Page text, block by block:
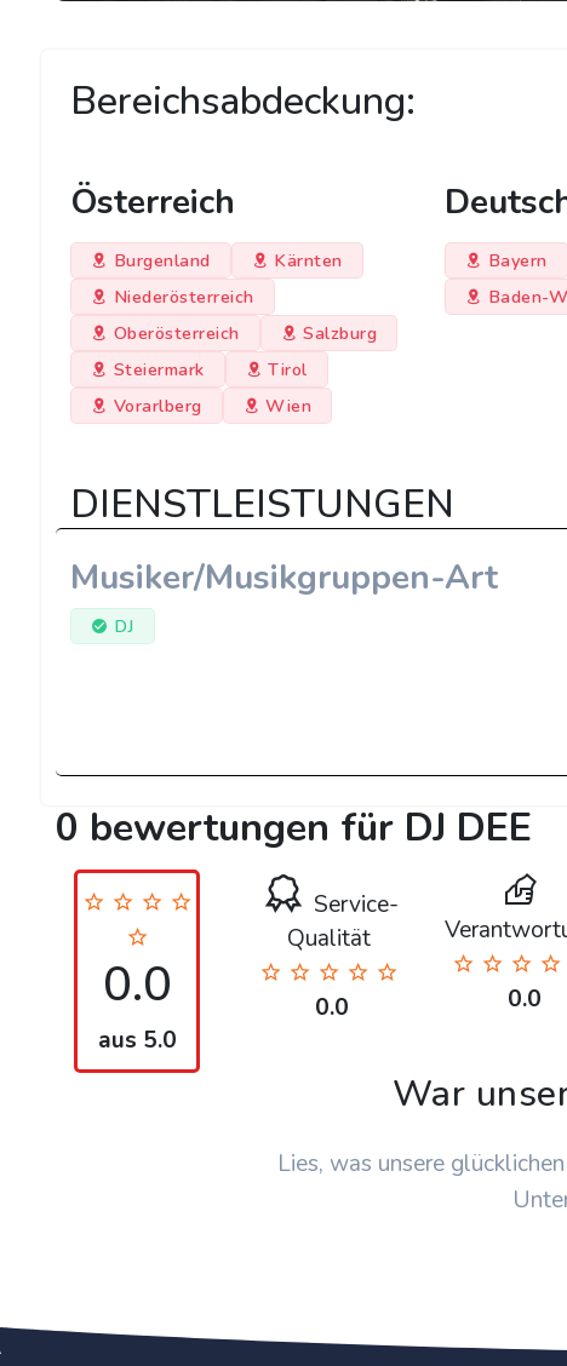
Bereichsabdeckung:
Österreich
Burgenland
Kärnten
Niederösterreich
Oberösterreich
Salzburg
Steiermark
Tirol
Vorarlberg
Wien
Bayern
Baden-
DIENSTLEISTUNGEN
Musiker/Musikgruppen-Art
DJ
0 bewertungen für DJ DEE
0.0
aus 5.0
Service-
Qualität
0.0 0.0
War
Lies, was unsere